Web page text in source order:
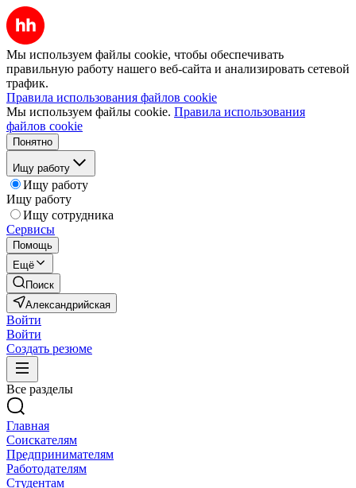
Мы используем файлы cookie, чтобы обеспечивать
правильную работу нашего веб-сайта и анализировать сетевой
трафик.
Правила использования файлов cookie
Мы используем файлы cookie. Правила использования
файлов cookie
Понятно
Ищу работу
Ищу работу
Ищу работу
Ищу сотрудника
Сервисы
Помощь
Ещё
Поиск
Александрийская
Войти
Войти
Создать резюме
Все разделы
Главная
Соискателям
Предпринимателям
Работодателям
Студентам